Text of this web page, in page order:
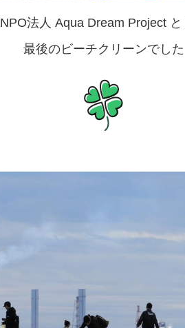
NPO法人 Aqua Dream Project と
最後のビーチクリーンでした